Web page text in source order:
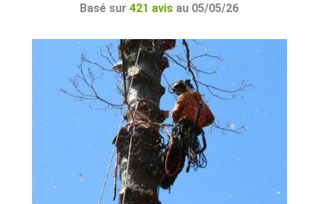
Basé sur421 avis au 05/05/26